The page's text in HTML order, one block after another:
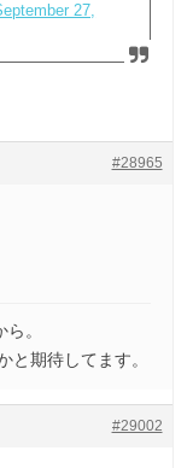
27,
#28965
。
と期待してます。
#29002